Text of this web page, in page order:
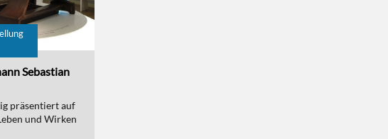
Sebastian
präsentiert auf
und Wirken